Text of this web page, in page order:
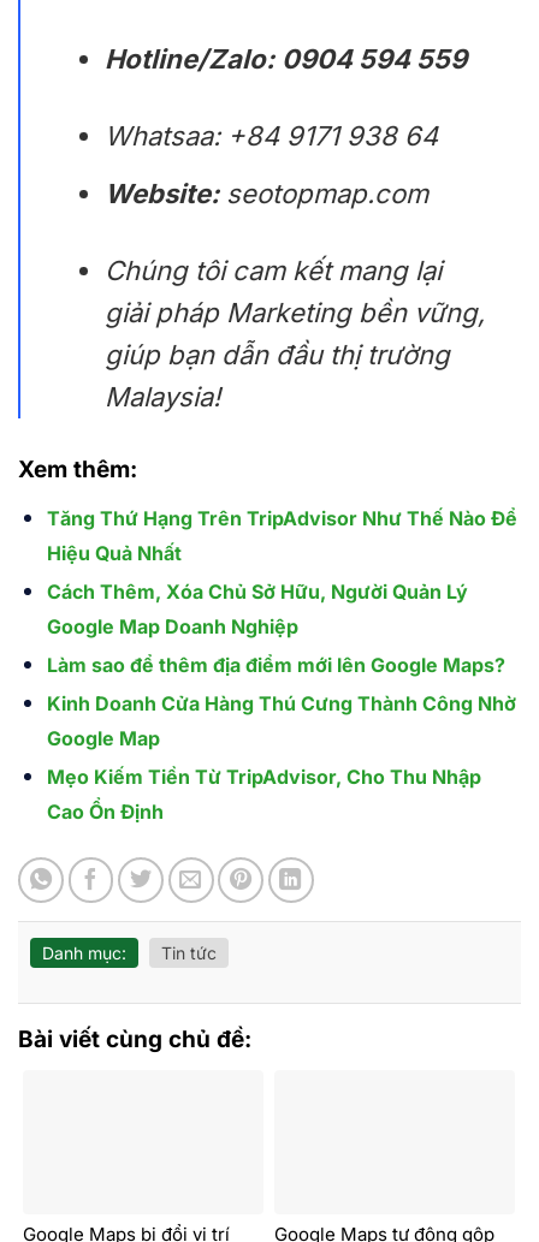
Hotline/Zalo: 0904 594 559
Whatsaa: +84 9171 938 64
Website:seotopmap.com
Chúng tôi cam kết mang lại
giải pháp Marketing bền vững,
giúp bạn dẫn đầu thị trường
Malaysia!
Xem thêm:
Tăng Thứ Hạng Trên TripAdvisor Như Thế Nào Để
Hiệu Quả Nhất
Cách Thêm, Xóa Chủ Sở Hữu, Người Quản Lý
Google Map Doanh Nghiệp
Làm sao để thêm địa điểm mới lên Google Maps?
Kinh Doanh Cửa Hàng Thú Cưng Thành Công Nhờ
Google Map
Mẹo Kiếm Tiền Từ TripAdvisor, Cho Thu Nhập
Cao Ổn Định
Danh mục: Tin tức
Bài viết cùng chủ đề:
Google Maps bị đổi vị trí Google Maps tự động gộp